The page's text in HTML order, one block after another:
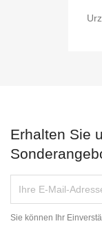
Erhalten Sie
Sie können Ihr